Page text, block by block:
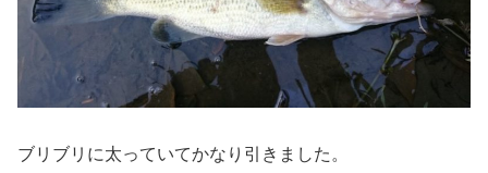
ブリブリに太っていてかなり引きました。